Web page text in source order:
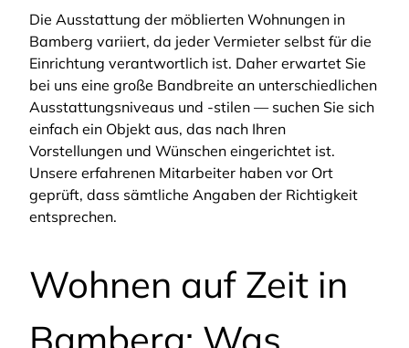
Die Ausstattung der möblierten Wohnungen in
Bamberg variiert, da jeder Vermieter selbst für die
Einrichtung verantwortlich ist. Daher erwartet Sie
bei uns eine große Bandbreite an unterschiedlichen
Ausstattungsniveaus und -stilen — suchen Sie sich
einfach ein Objekt aus, das nach Ihren
Vorstellungen und Wünschen eingerichtet ist.
Unsere erfahrenen Mitarbeiter haben vor Ort
geprüft, dass sämtliche Angaben der Richtigkeit
entsprechen.
Wohnen auf Zeit in
Bamberg: Was